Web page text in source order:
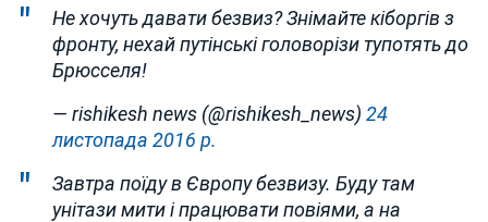
Не хочуть давати безвиз? Знімайте кіборгів з
фронту, нехай путінські головорізи тупотять до
Брюсселя!
— rishikesh news (@rishikesh_news) 24
листопада 2016 р.
Завтра поїду в Європу безвизу. Буду там
унітази мити і працювати повіями, а на